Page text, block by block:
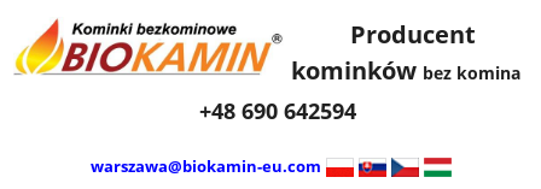
Producent
kominków bez komina
+48 690 642594
warszawa@biokamin-eu.com